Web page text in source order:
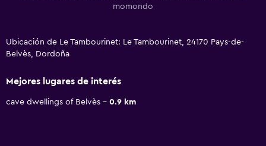
momondo
Ubicación de Le Tambourinet: Le Tambourinet, 24170 Pays-de-
Belvès, Dordoña
Mejores lugares de interés
cave dwellings of Belvès 0.9 km